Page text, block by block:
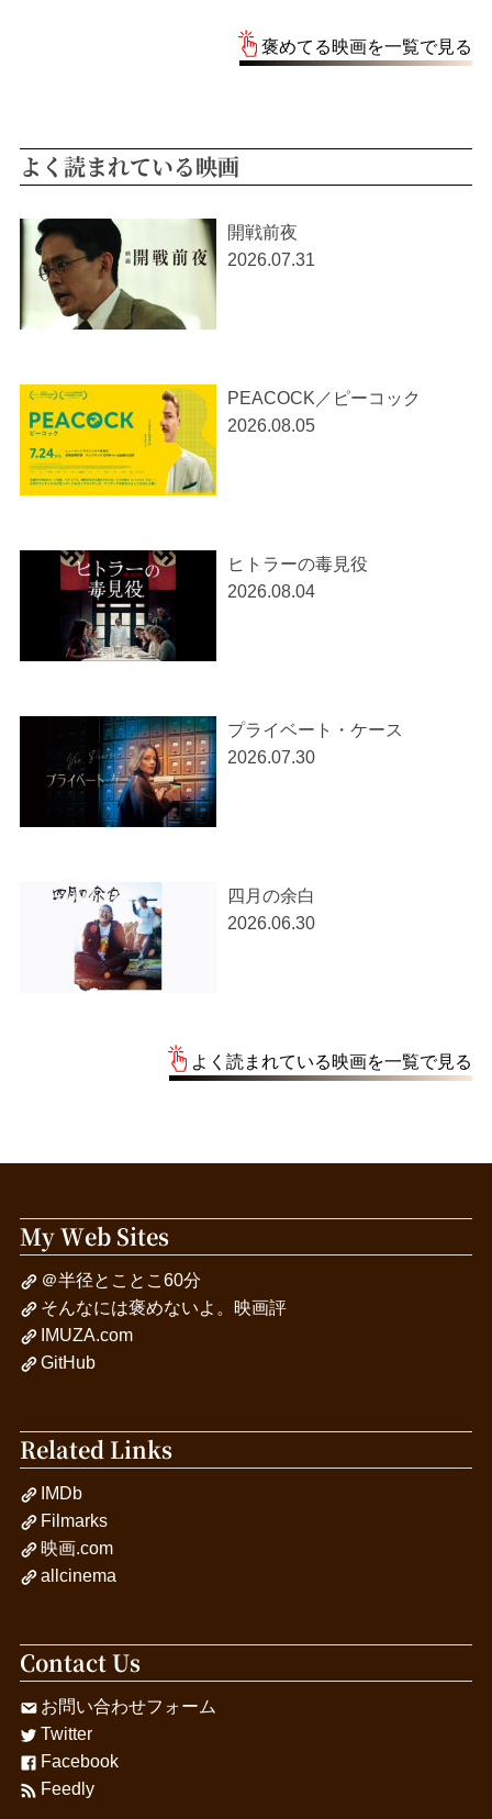
褒めてる映画を一覧で見る
よく読まれている映画
開戦前夜
2026.07.31
PEACOCK／ピーコック
2026.08.05
ヒトラーの毒見役
2026.08.04
プライベート・ケース
2026.07.30
四月の余白
2026.06.30
よく読まれている映画を一覧で見る
My Web Sites
＠半径とことこ60分
そんなには褒めないよ。映画評
IMUZA.com
GitHub
Related Links
IMDb
Filmarks
映画.com
allcinema
Contact Us
お問い合わせフォーム
Twitter
Facebook
Feedly